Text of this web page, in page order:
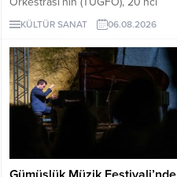
Avrupa turnesi Almanya’nın ünlü
besteci Wagner ile 1852’de
kurulan ünlü piyano atölyesi
Steingraeber ile tanınan klasik
müzik merkezi Bayreuth da
başladı.
KÜLTÜR SANAT 06.08.2026